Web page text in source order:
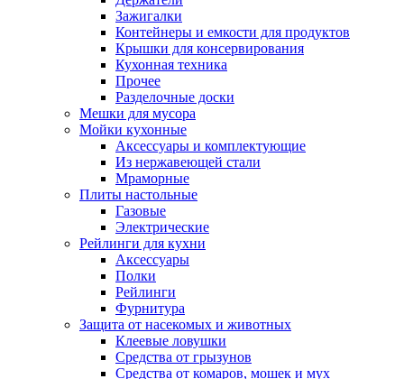
Зажигалки
Контейнеры и емкости для продуктов
Крышки для консервирования
Кухонная техника
Прочее
Разделочные доски
Мешки для мусора
Мойки кухонные
Аксессуары и комплектующие
Из нержавеющей стали
Мраморные
Плиты настольные
Газовые
Электрические
Рейлинги для кухни
Аксессуары
Полки
Рейлинги
Фурнитура
Защита от насекомых и животных
Клеевые ловушки
Средства от грызунов
Средства от комаров, мошек и мух